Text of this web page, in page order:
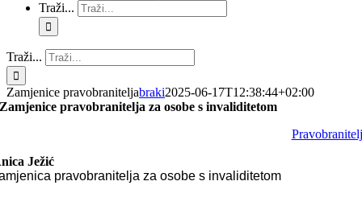
Traži...
Traži...
Zamjenice pravobraniteljabraki2025-06-17T12:38:44+02:00
Zamjenice pravobranitelja za osobe s invaliditetom
Pravobranitelj
Ježić
pravobranitelja za osobe s invaliditetom